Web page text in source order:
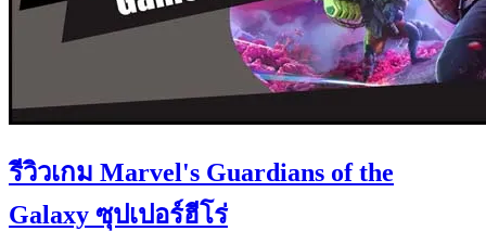
รีวิวเกม Marvel's Guardians of the
Galaxy ซุปเปอร์ฮีโร่